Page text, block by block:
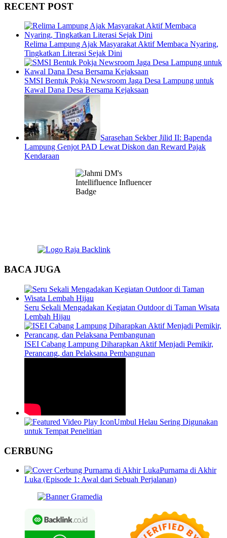
RECENT POST
Relima Lampung Ajak Masyarakat Aktif Membaca Nyaring,
Tingkatkan Literasi Sejak Dini
SMSI Bentuk Pokja Newsroom Jaga Desa Lampung untuk
Kawal Dana Desa Bersama Kejaksaan
Sarasehan Sekber Jilid II: Bapenda
Lampung Genjot PAD Lewat Diskon dan Reward Pajak
Kendaraan
BACA JUGA
Seru Sekali Mengadakan Kegiatan Outdoor di Taman Wisata
Lembah Hijau
ISEI Cabang Lampung Diharapkan Aktif Menjadi Pemikir,
Perancang, dan Pelaksana Pembangunan
Umbul Helau Sering Digunakan
untuk Tempat Penelitian
CERBUNG
Purnama di Akhir
Luka (Episode 1: Awal dari Sebuah Perjalanan)